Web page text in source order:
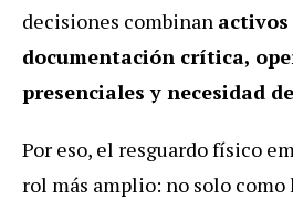
decisiones combinan
documentación crítica,
presenciales y necesidad
Por eso, el resguardo físico
rol más amplio: no solo